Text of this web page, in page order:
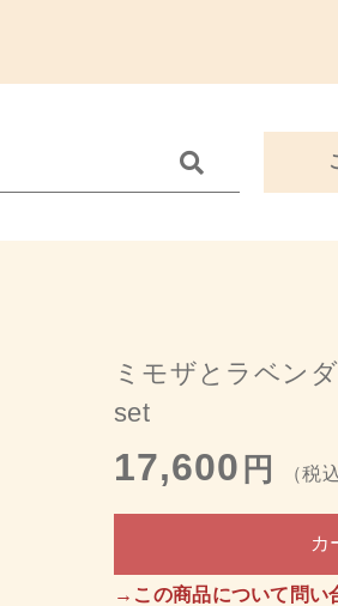
ミモザとラベン
set
17,600 円 （税
カ
→この商品について問い
Category